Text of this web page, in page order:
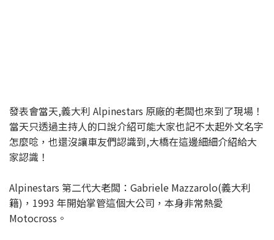
發表會當天,義大利 Alpinestars 原廠的老闆也來到了現場！
當天只透過主持人的口說介紹可能大家也記不太起外文名字
怎麼唸，也還沒讓車友們認識到,大橋在這邊細細介紹給大
家認識！
Alpinestars 第二代大老闆：Gabriele Mazzarolo(義大利
籍)，1993 年開始掌管這個大公司，本身非常熱愛
Motocross。